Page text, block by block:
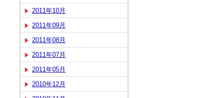
2011年10月
2011年09月
2011年08月
2011年07月
2011年05月
2010年12月